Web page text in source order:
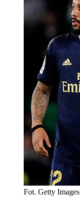
Fot. Getty Images